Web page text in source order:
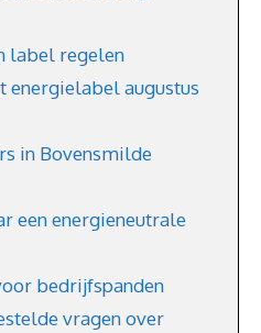
label regelen
energielabel augustus
in Bovensmilde
een energieneutrale
bedrijfspanden
vragen over